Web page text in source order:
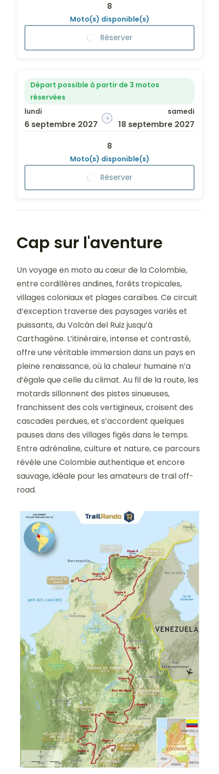
8
Moto(s) disponible(s)
Réserver
Départ possible à partir de 3 motos
réservées
lundi
6 septembre 2027
samedi
18 septembre 2027
8
Moto(s) disponible(s)
Réserver
Cap sur l'aventure
Un voyage en moto au cœur de la Colombie,
entre cordillères andines, forêts tropicales,
villages coloniaux et plages caraïbes. Ce circuit
d’exception traverse des paysages variés et
puissants, du Volcán del Ruiz jusqu’à
Carthagène. L’itinéraire, intense et contrasté,
offre une véritable immersion dans un pays en
pleine renaissance, où la chaleur humaine n’a
d’égale que celle du climat. Au fil de la route, les
motards sillonnent des pistes sinueuses,
franchissent des cols vertigineux, croisent des
cascades perdues, et s’accordent quelques
pauses dans des villages figés dans le temps.
Entre adrénaline, culture et nature, ce parcours
révèle une Colombie authentique et encore
sauvage, idéale pour les amateurs de trail off-
road.